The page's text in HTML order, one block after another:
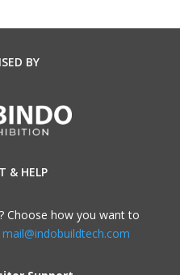
BY
& HELP
Choose how you want to
mail@indobuildtech.com